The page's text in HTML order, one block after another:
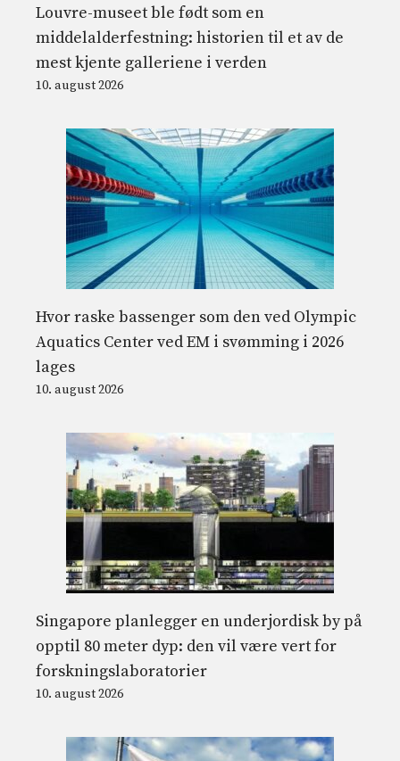
Louvre-museet ble født som en
middelalderfestning: historien til et av de
mest kjente galleriene i verden
10. august 2026
Hvor raske bassenger som den ved Olympic
Aquatics Center ved EM i svømming i 2026
lages
10. august 2026
Singapore planlegger en underjordisk by på
opptil 80 meter dyp: den vil være vert for
forskningslaboratorier
10. august 2026